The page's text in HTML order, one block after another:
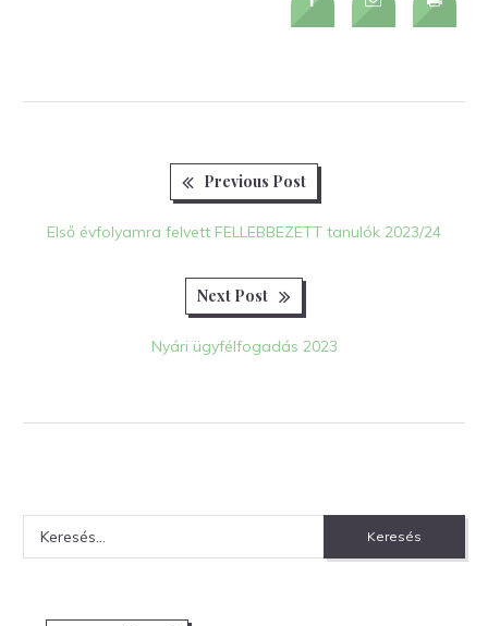
navigáció
Previous Post
Első évfolyamra felvett FELLEBBEZETT tanulók 2023/24
Next Post
Nyári ügyfélfogadás 2023
Keresés: